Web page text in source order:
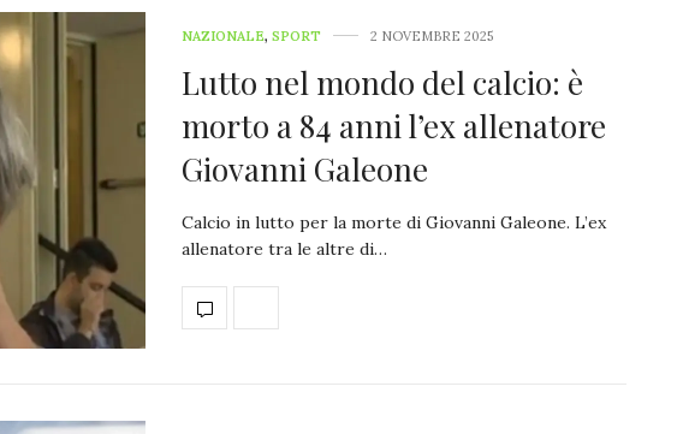
NAZIONALE, SPORT 2 NOVEMBRE 2025
Lutto nel mondo del calcio: è
morto a 84 anni l’ex allenatore
Giovanni Galeone
Calcio in lutto per la morte di Giovanni Galeone. L’ex
allenatore tra le altre di…